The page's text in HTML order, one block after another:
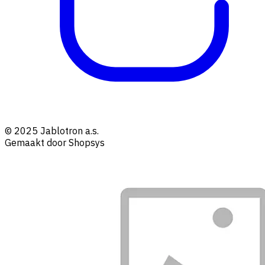
© 2025 Jablotron a.s.
Gemaakt door Shopsys